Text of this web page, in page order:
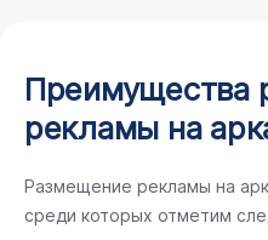
Преимущества
рекламы на
Размещение рекламы на
среди которых отметим